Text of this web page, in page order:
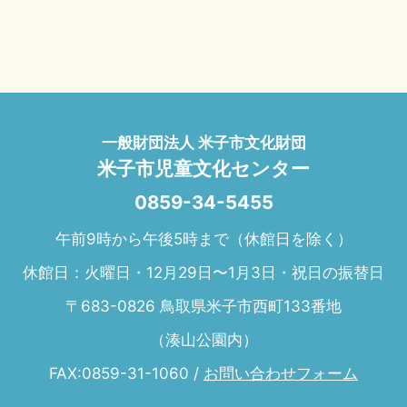
一般財団法人 米子市文化財団
米子市児童文化センター
0859-34-5455
午前9時から午後5時まで（休館日を除く）
休館日：火曜日・12月29日〜1月3日・祝日の振替日
〒683-0826 鳥取県米子市西町133番地
（湊山公園内）
FAX:0859-31-1060 / お問い合わせフォーム